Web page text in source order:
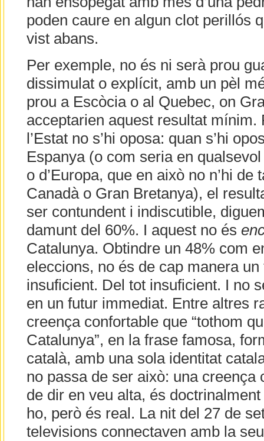
poden caure en algun clot perillós
vist abans.
Per exemple, no és ni serà prou
dissimulat o explícit, amb un pèl
prou a Escòcia o al Quebec, on
acceptarien aquest resultat mínim.
l’Estat no s’hi oposa: quan s’hi
Espanya (o com seria en
o d’Europa, que en això no n’hi
Canadà o Gran Bretanya), el
ser contundent i indiscutible,
damunt del 60%. I aquest no és
Catalunya. Obtindre un 48% com
eleccions, no és de cap manera
insuficient. Del tot insuficient. I no
en un futur immediat. Entre altres
creença confortable que “tothom
Catalunya”, en la frase famosa,
català, amb una sola identitat
no passa de ser això: una creença
de dir en veu alta, és
ho, però és real. La nit del 27 de
televisions connectaven amb la